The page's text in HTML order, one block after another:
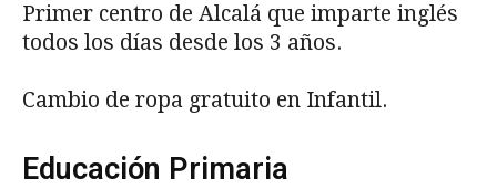
Primer centro de Alcalá que imparte inglés
todos los días desde los 3 años.
Cambio de ropa gratuito en Infantil.
Educación Primaria